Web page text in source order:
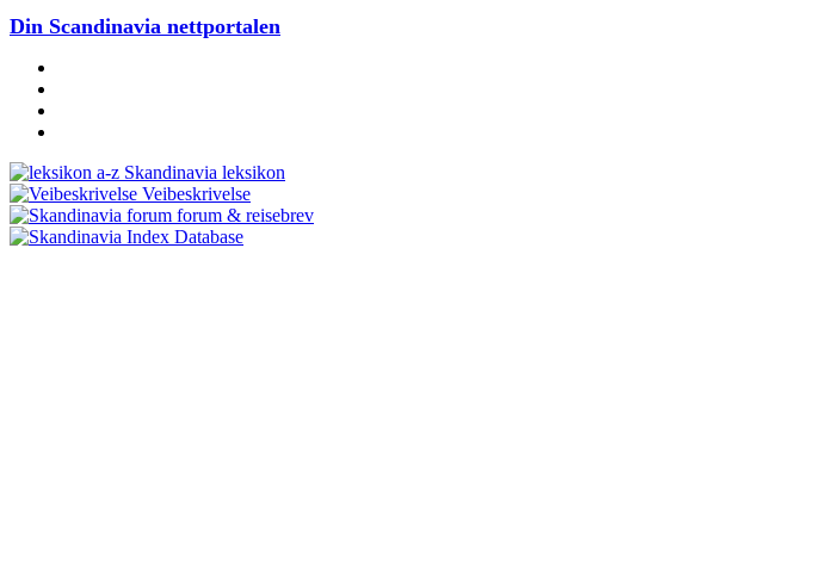
Din Scandinavia nettportalen
Skandinavia leksikon
Veibeskrivelse
forum & reisebrev
Database